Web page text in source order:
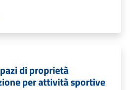
di proprietà
per attività sportive